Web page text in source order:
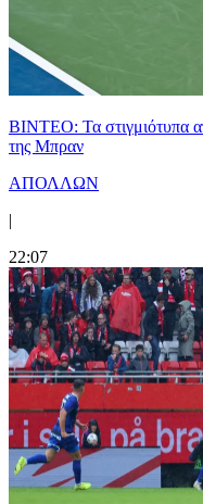
ΒΙΝΤΕΟ: Τα στιγμιότυπα
της Μπραν
ΑΠΟΛΛΩΝ
|
22:07